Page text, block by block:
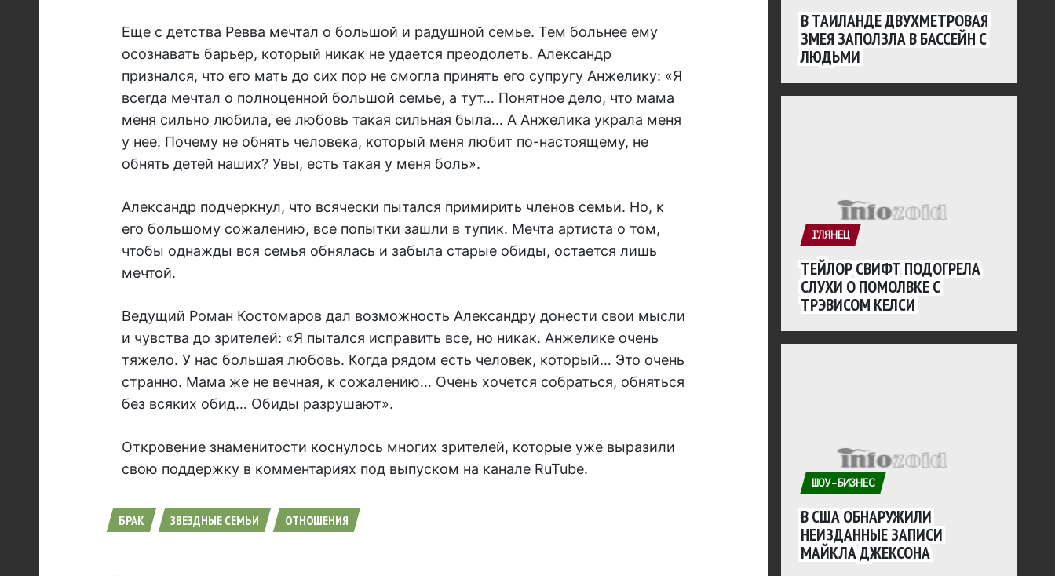
Еще с детства Ревва мечтал о большой и радушной семье. Тем больнее ему
осознавать барьер, который никак не удается преодолеть. Александр
признался, что его мать до сих пор не смогла принять его супругу Анжелику: «Я
всегда мечтал о полноценной большой семье, а тут… Понятное дело, что мама
меня сильно любила, ее любовь такая сильная была… А Анжелика украла меня
у нее. Почему не обнять человека, который меня любит по-настоящему, не
обнять детей наших? Увы, есть такая у меня боль».
Александр подчеркнул, что всячески пытался примирить членов семьи. Но, к
его большому сожалению, все попытки зашли в тупик. Мечта артиста о том,
чтобы однажды вся семья обнялась и забыла старые обиды, остается лишь
мечтой.
Ведущий Роман Костомаров дал возможность Александру донести свои мысли
и чувства до зрителей: «Я пытался исправить все, но никак. Анжелике очень
тяжело. У нас большая любовь. Когда рядом есть человек, который… Это очень
странно. Мама же не вечная, к сожалению… Очень хочется собраться, обняться
без всяких обид… Обиды разрушают».
Откровение знаменитости коснулось многих зрителей, которые уже выразили
свою поддержку в комментариях под выпуском на канале RuTube.
БРАК ЗВЕЗДНЫЕ СЕМЬИ ОТНОШЕНИЯ
В ТАИЛАНДЕ ДВУХМЕТРОВАЯ
ЗМЕЯ ЗАПОЛЗЛА В БАССЕЙН С
ЛЮДЬМИ
ГЛЯНЕЦ
ТЕЙЛОР СВИФТ ПОДОГРЕЛА
СЛУХИ О ПОМОЛВКЕ С
ТРЭВИСОМ КЕЛСИ
ШОУ-БИЗНЕС
В США ОБНАРУЖИЛИ
НЕИЗДАННЫЕ ЗАПИСИ
МАЙКЛА ДЖЕКСОНА